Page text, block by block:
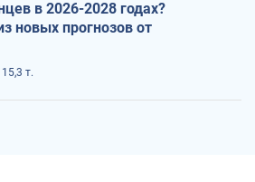
в 2026-2028 годах?
новых прогнозов от
15,3 т.